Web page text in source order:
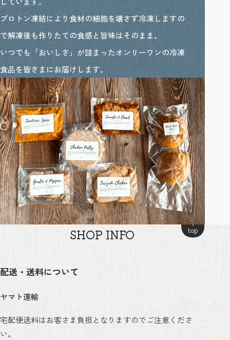
プロトン凍結により食材の細胞を壊さず冷凍しますの
で解凍後も作りたての食感と旨味はそのまま。
いつでも「おいしさ」が詰まったオンリーワンの冷凍
食品を皆さまにお届けします。
SHOP INFO
配送・送料について
ヤマト運輸
宅配便送料はお客さま負担となりますのでご注意くださ
い。